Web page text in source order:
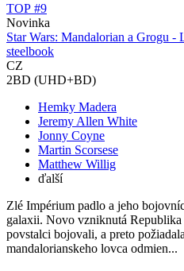
TOP #9
Novinka
Star Wars: Mandalorian a Grogu -
steelbook
CZ
2BD (UHD+BD)
Hemky Madera
Jeremy Allen White
Jonny Coyne
Martin Scorsese
Matthew Willig
ďalší
Zlé Impérium padlo a jeho
galaxii. Novo vzniknutá
povstalci bojovali, a preto
mandalorianskeho lovca odmien...